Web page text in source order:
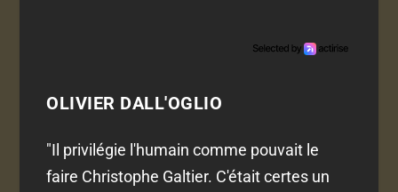
OLIVIER DALL'OGLIO
"Il privilégie l'humain comme pouvait le
faire Christophe Galtier. C'était certes un